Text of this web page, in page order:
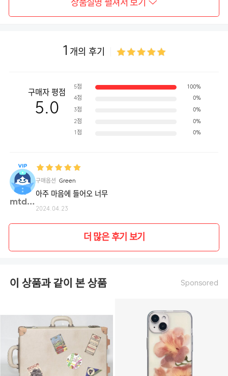
OPTIONS
상품설명 펼쳐서 보기
1 개의 후기
구매자 평점
5.0
5점 100%
4점 0%
3점 0%
2점 0%
1점 0%
mtdew**
구매옵션 Green
아주 마음에 들어오 너무
2024.04.23
더 많은 후기 보기
이 상품과 같이 본 상품 Sponsored